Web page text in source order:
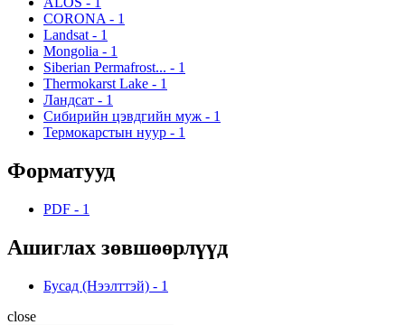
CORONA - 1
Landsat - 1
Mongolia - 1
Siberian Permafrost... - 1
Thermokarst Lake - 1
Ландсат - 1
Сибирийн цэвдгийн муж - 1
Термокарстын нуур - 1
Форматууд
PDF - 1
Ашиглах зөвшөөрлүүд
Бусад (Нээлттэй) - 1
close